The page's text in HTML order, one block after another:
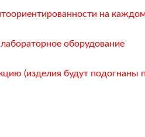
на
оборудование
(изделия будут подогнаны